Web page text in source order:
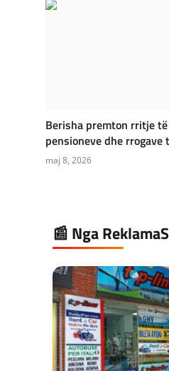
Berisha premton rritje të
pensioneve dhe rrogave
maj 8, 2026
📰 Nga